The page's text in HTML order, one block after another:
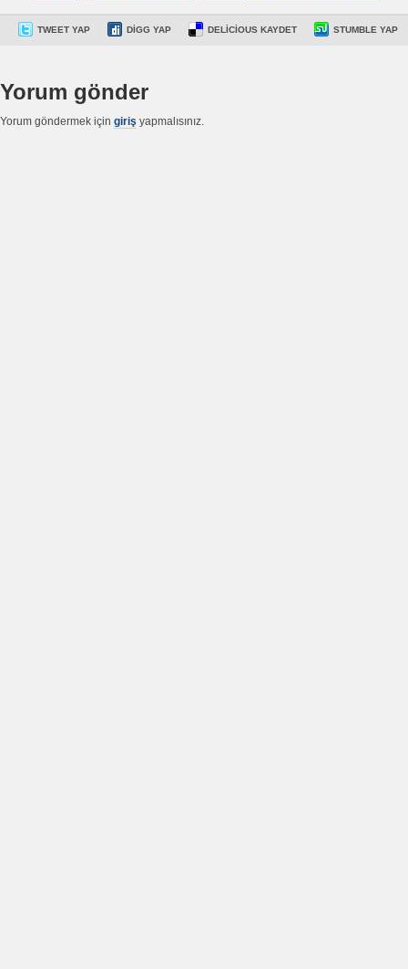
TWEET YAP DIGG YAP DELICIOUS KAYDET STUMBLE YAP
Yorum gönder
Yorum göndermek için giriş yapmalısınız.